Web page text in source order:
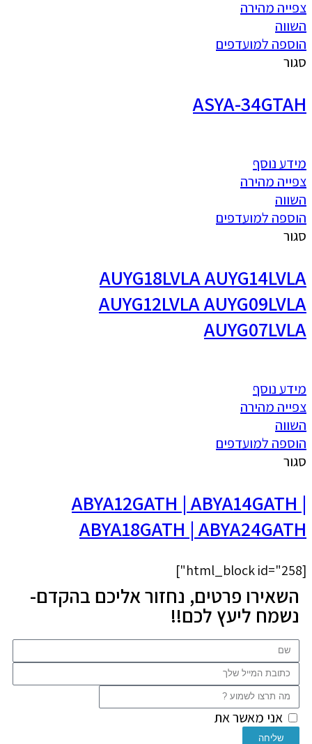
צפייה מהירה
השווה
הוספה למועדפים
סגור
ASYA-34GTAH
מידע נוסף
צפייה מהירה
השווה
הוספה למועדפים
סגור
AUYG18LVLA AUYG14LVLA
AUYG12LVLA AUYG09LVLA
AUYG07LVLA
מידע נוסף
צפייה מהירה
השווה
הוספה למועדפים
סגור
ABYA12GATH | ABYA14GATH |
ABYA18GATH | ABYA24GATH
[html_block id="258"]
השאירו פרטים, נחזור אליכם בהקדם-
נשמח ליעץ לכם!!
אני מאשר את
שליחה